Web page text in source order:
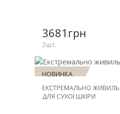
-30%
3681грн
2шт.
НОВИНКА
ЗНИЖКА
ЕКСТРЕМАЛЬНО
ДЛЯ СУХОЇ ШКІРИ